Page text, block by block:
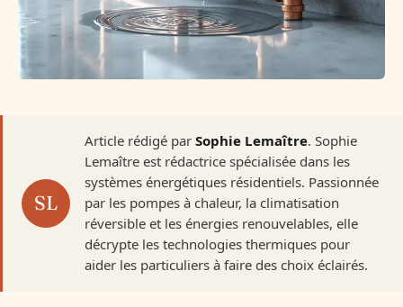
Article rédigé par Sophie Lemaître. Sophie
Lemaître est rédactrice spécialisée dans les
systèmes énergétiques résidentiels. Passionnée
par les pompes à chaleur, la climatisation
réversible et les énergies renouvelables, elle
décrypte les technologies thermiques pour
aider les particuliers à faire des choix éclairés.